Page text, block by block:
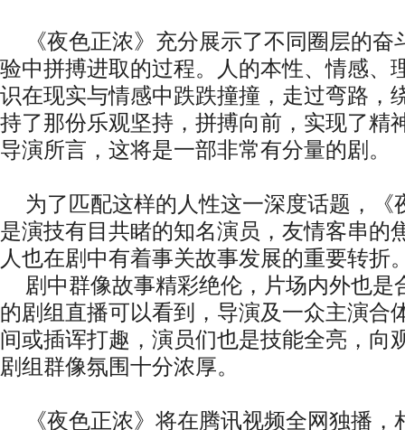
《夜色正浓》充分展示了不同圈层的奋
验中拼搏进取的过程。人的本性、情感、
识在现实与情感中跌跌撞撞，走过弯路，
持了那份乐观坚持，拼搏向前， 实现了精
导演所言，这将是一部非常有分量的剧。
为了匹配这样的人性这一深度话题，《
是演技有目共睹的知名演员，友情客串的
人也在剧中有着事关故事发展的重要转折
剧中群像故事精彩绝伦，片场内外也是
的剧组直播可以看到，导演及一众主演合
间或插诨打趣，演员们也是技能全亮，向
剧组群像氛围十分浓厚。
《夜色正浓》将在腾讯视频全网独播